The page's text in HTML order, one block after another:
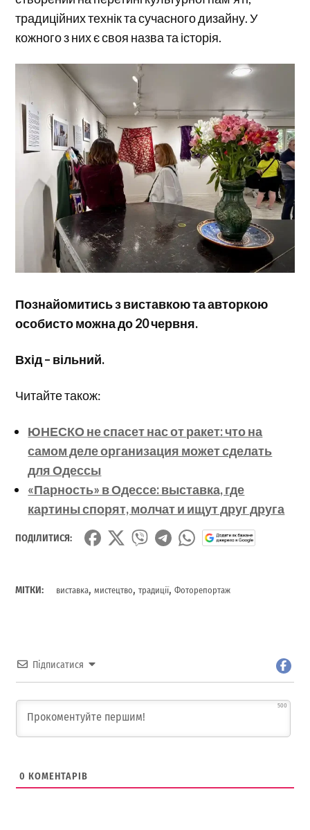
традиційних технік та сучасного дизайну. У
кожного з них є своя назва та історія.
Познайомитись з виставкою та авторкою
особисто можна до 20 червня.
Вхід – вільний.
Читайте також:
ЮНЕСКО не спасет нас от ракет: что на
самом деле организация может сделать
для Одессы
«Парность» в Одессе: выставка, где
картины спорят, молчат и ищут друг друга
ПОДІЛИТИСЯ:
МІТКИ: виставка,мистецтво,традиції,Фоторепортаж
Підписатися
500
0 КОМЕНТАРІВ